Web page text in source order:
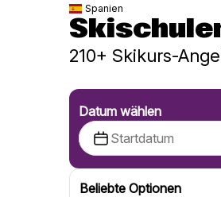
Spanien
210+ Skikurs-
Datum wählen
Beliebte Optionen